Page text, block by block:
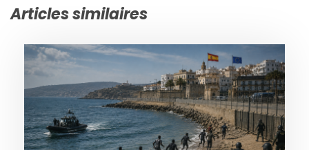
Articles similaires